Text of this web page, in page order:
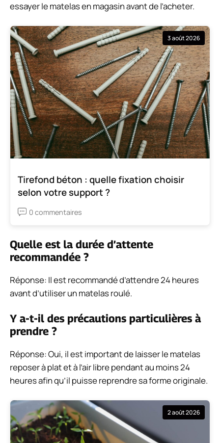
essayer le matelas en magasin avant de l’acheter.
3 août 2026
Tirefond béton : quelle fixation choisir
selon votre support ?
0 commentaires
Quelle est la durée d’attente
recommandée ?
Réponse: Il est recommandé d’attendre 24 heures
avant d’utiliser un matelas roulé.
Y a-t-il des précautions particulières à
prendre ?
Réponse: Oui, il est important de laisser le matelas
reposer à plat et à l’air libre pendant au moins 24
heures afin qu’il puisse reprendre sa forme originale.
2 août 2026